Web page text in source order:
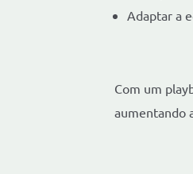
Adaptar a
Com um
aumentando